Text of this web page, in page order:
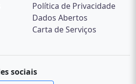
Política de Privacidade
Dados Abertos
Carta de Serviços
sociais